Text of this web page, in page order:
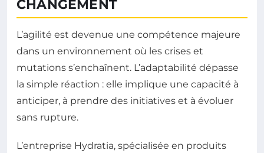
CHANGEMENT
L’agilité est devenue une compétence majeure
dans un environnement où les crises et
mutations s’enchaînent. L’adaptabilité dépasse
la simple réaction : elle implique une capacité à
anticiper, à prendre des initiatives et à évoluer
sans rupture.
L’entreprise Hydratia, spécialisée en produits